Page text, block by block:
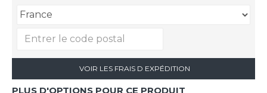
VOIR LES FRAIS D EXPÉDITION
PLUS D'OPTIONS POUR CE PRODUIT